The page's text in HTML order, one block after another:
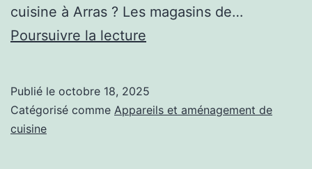
cuisine à Arras ? Les magasins de…
Poursuivre la lecture
magasin
Publié le octobre 18, 2025
Catégorisé comme Appareils et aménagement de
cuisine